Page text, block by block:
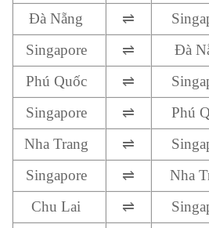
Đà Nẵng
⇌
Singapore
⇌ Đà
Phú Quốc
⇌
Singapore
⇌ Phú
Nha Trang
⇌
Singapore
⇌ Nha
Chu Lai
⇌